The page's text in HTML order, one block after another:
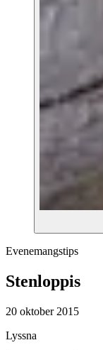
Evenemangstips
Stenloppis
20 oktober 2015
Lyssna